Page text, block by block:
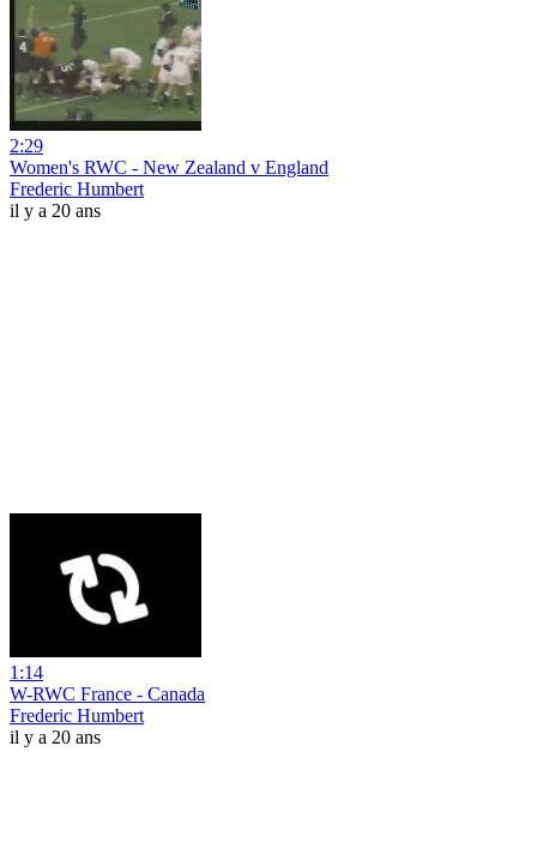
2:29
Women's RWC - New Zealand v England
Frederic Humbert
il y a 20 ans
1:14
W-RWC France - Canada
Frederic Humbert
il y a 20 ans